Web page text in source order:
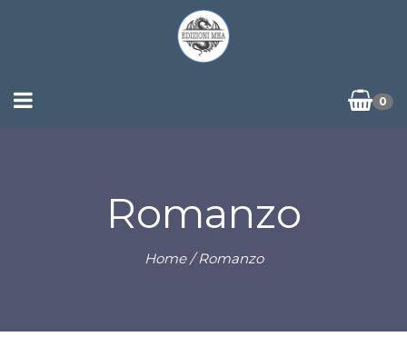
0
Romanzo
Home/ Romanzo